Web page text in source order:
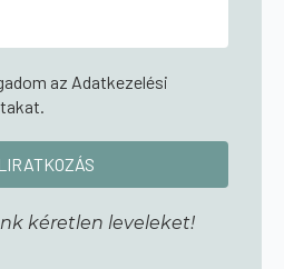
az Adatkezelési
kéretlen leveleket!